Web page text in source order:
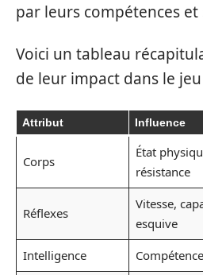
par leurs compétences et
Voici un tableau
de leur impact dans le
Attribut Influence
Corps
État
résistance
Réflexes
Vitesse,
esquive
Intelligence